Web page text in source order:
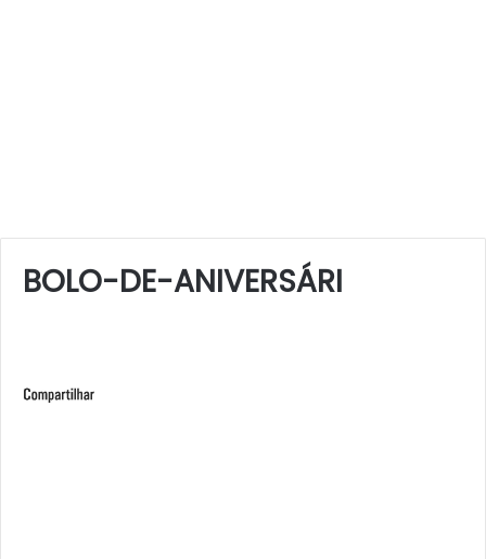
BOLO-DE-ANIVERSÁRI